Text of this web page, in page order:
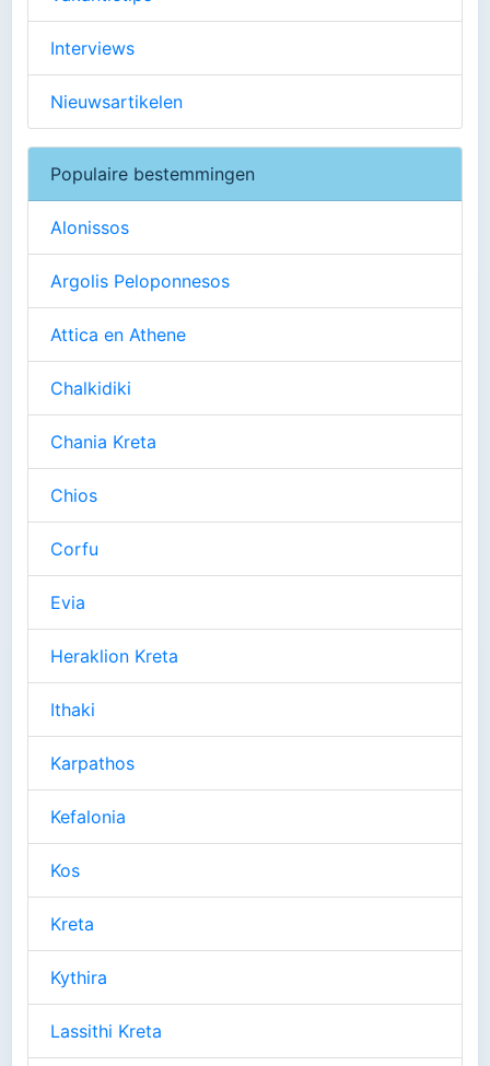
Interviews
Nieuwsartikelen
Populaire bestemmingen
Alonissos
Argolis Peloponnesos
Attica en Athene
Chalkidiki
Chania Kreta
Chios
Corfu
Evia
Heraklion Kreta
Ithaki
Karpathos
Kefalonia
Kos
Kreta
Kythira
Lassithi Kreta